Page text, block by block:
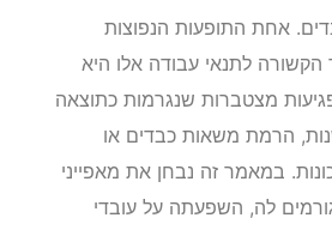
אחת התופעות הנפוצות
הקשורה לתנאי עבודה אלו היא
מצטברות שנגרמות כתוצאה
הרמת משאות כבדים או
במאמר זה נבחן את מאפייני
לה, השפעתה על עובדי